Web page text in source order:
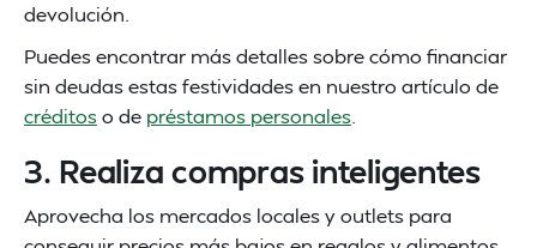
devolución.
Puedes encontrar más detalles sobre cómo financiar
sin deudas estas festividades en nuestro artículo de
créditoso de préstamos personales
3. Realiza compras inteligentes
Aprovecha los mercados locales y outlets para